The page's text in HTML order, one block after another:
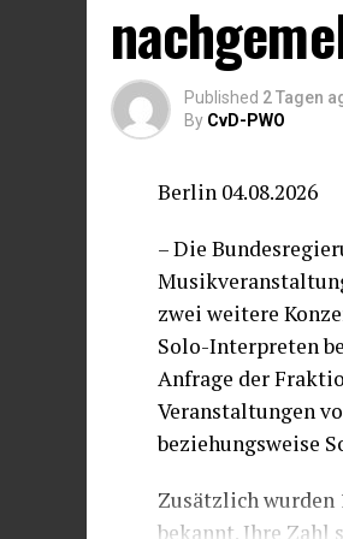
Wir erinnern
Union die
von
Menschen
Tat wahren.
Während die EU-
des EU-Pakts zu
Diese bieten
menschenwürdig
uneingeschränkt
Published 2 Tagen
By CvD-PWO
Berlin 04.08.2026
– Die
zwei weitere
Solo-Interpreten
Anfrage der
Veranstaltungen
beziehungsweise
Zusätzlich wurden
bekannt. Ihre Zahl